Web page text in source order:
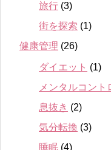
旅行 (3)
街を探索 (1)
健康管理 (26)
ダイエット (1)
メンタルコント
息抜き (2)
気分転換 (3)
睡眠 (4)